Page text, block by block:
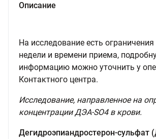
Описание
На исследование есть
недели и времени приема,
информацию можно уточнить у
Контактного центра.
Исследование, направленное на
концентрации ДЭА-SO4 в крови.
Дегидроэпиандростерон-сульфат